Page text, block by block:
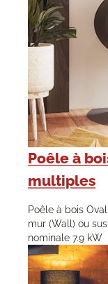
Poêle à
multiples
Poêle à bois
mur (Wall) ou
nominale 7.9 kW